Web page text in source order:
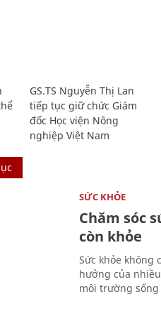
GS.TS Nguyễn Thị Lan
tiếp tục giữ chức Giám
đốc Học viện Nông
nghiệp Việt Nam
SỨC KHỎE
Chăm sóc
còn khỏe
Sức khỏe không
hưởng của
môi trường